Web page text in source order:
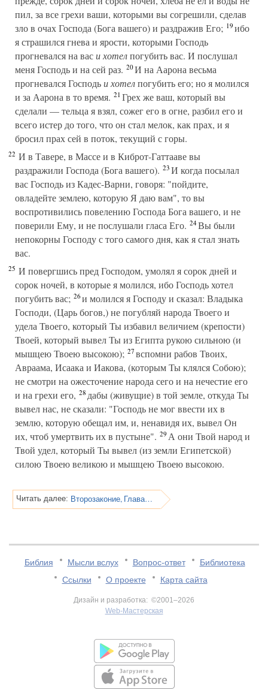
пил, за все грехи ваши, которыми вы согрешили, сделав
зло в очах Господа (Бога вашего) и раздражив Его; 19ибо
я страшился гнева и ярости, которыми Господь
прогневался на васи хотелпогубить вас. И послушал
меня Господь и на сей раз. 20И на Аарона весьма
прогневался Господьи хотелпогубить его; но я молился
и за Аарона в то время. 21Грех же ваш, который вы
сделали — тельца я взял, сожег его в огне, разбил его и
всего истер до того, что он стал мелок, как прах, и я
бросил прах сей в поток, текущий с горы.
22 И в Тавере, в Массе и в Киброт-Гаттааве вы
раздражили Господа (Бога вашего). 23И когда посылал
вас Господь из Кадес-Варни, говоря: "пойдите,
овладейте землею, которую Я даю вам", то вы
воспротивились повелению Господа Бога вашего, и не
поверили Ему, и не послушали гласа Его. 24Вы были
непокорны Господу с того самого дня, как я стал знать
вас.
25 И повергшись пред Господом, умолял я сорок дней и
сорок ночей, в которые я молился, ибо Господь хотел
погубить вас; 26и молился я Господу и сказал: Владыка
Господи, (Царь богов,) не погубляй народа Твоего и
удела Твоего, который Ты избавил величием (крепости)
Твоей, который вывел Ты из Египта рукою сильною (и
мышцею Твоею высокою); 27вспомни рабов Твоих,
Авраама, Исаака и Иакова, (которым Ты клялся Собою);
не смотри на ожесточение народа сего и на нечестие его
и на грехи его, 28дабы (живущие) в той земле, откуда Ты
вывел нас, не сказали: "Господь не мог ввести их в
землю, которую обещал им, и, ненавидя их, вывел Он
их, чтоб умертвить их в пустыне". 29А они Твой народ и
Твой удел, который Ты вывел (из земли Египетской)
силою Твоею великою и мышцею Твоею высокою.
Читать далее: Второзаконие, Глава 10
Библия Мысли вслух Вопрос-ответ
Библиотека
Ссылки
О проекте Карта сайта
Дизайн и разработка: ©2001–2026
Web-Мастерская